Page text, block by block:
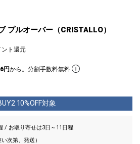
プルオーバー（CRISTALLO）
ト還元
円から。分割手数料無料
10%OFF対象
/ お取り寄せは3日～11日程
次第、発送）